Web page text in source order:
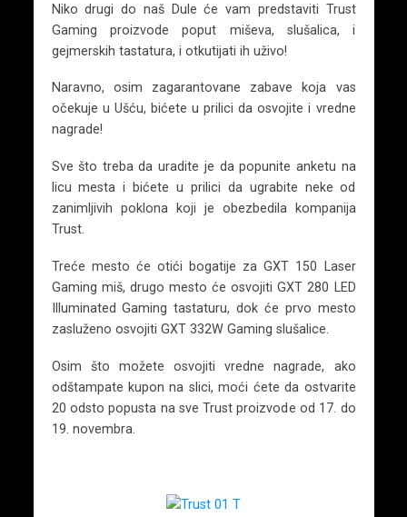
Niko drugi do naš Dule će vam predstaviti Trust
Gaming proizvode poput miševa, slušalica, i
gejmerskih tastatura, i otkutijati ih uživo!
Naravno, osim zagarantovane zabave koja vas
očekuje u Ušću, bićete u prilici da osvojite i vredne
nagrade!
Sve što treba da uradite je da popunite anketu na
licu mesta i bićete u prilici da ugrabite neke od
zanimljivih poklona koji je obezbedila kompanija
Trust.
Treće mesto će otići bogatije za GXT 150 Laser
Gaming miš, drugo mesto će osvojiti GXT 280 LED
Illuminated Gaming tastaturu, dok će prvo mesto
zasluženo osvojiti GXT 332W Gaming slušalice.
Osim što možete osvojiti vredne nagrade, ako
odštampate kupon na slici, moći ćete da ostvarite
20 odsto popusta na sve Trust proizvode od 17. do
19. novembra.